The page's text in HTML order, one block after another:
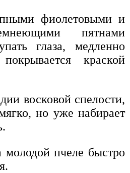
фиолетовыми и
пятнами
глаза, медленно
краской
восковой спелости,
но уже набирает
пчеле быстро